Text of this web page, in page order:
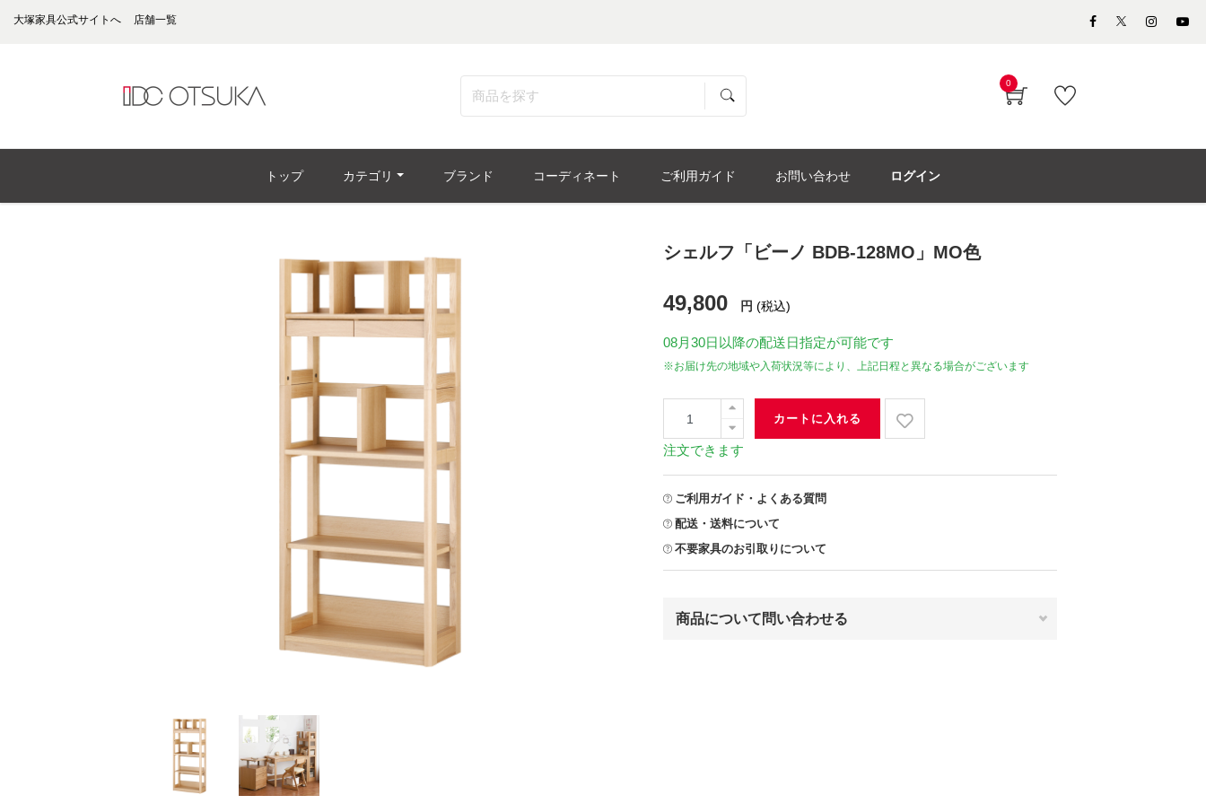
大塚家具公式サイトへ 店舗一覧
0
トップ カテゴリ ブランド コーディネート ご利用ガイド お問い合わせ ログイン
シェルフ「ビーノ BDB-128MO」MO色
49,800 円 (税込)
08月30日 以降の配送日指定が可能です
※お届け先の地域や入荷状況等により、上記日程と異なる場合がございます
カートに入れる
注文できます
ご利用ガイド・よくある質問
配送・送料について
不要家具のお引取りについて
商品について問い合わせる